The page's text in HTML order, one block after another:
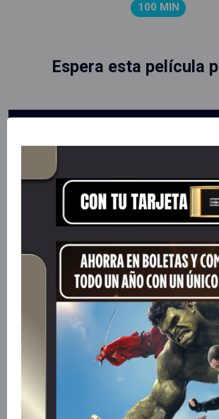
100 MIN
Kara Zor-El y su origen más oscuro
Espera esta película
para , haz clic aquí para
de ciudad